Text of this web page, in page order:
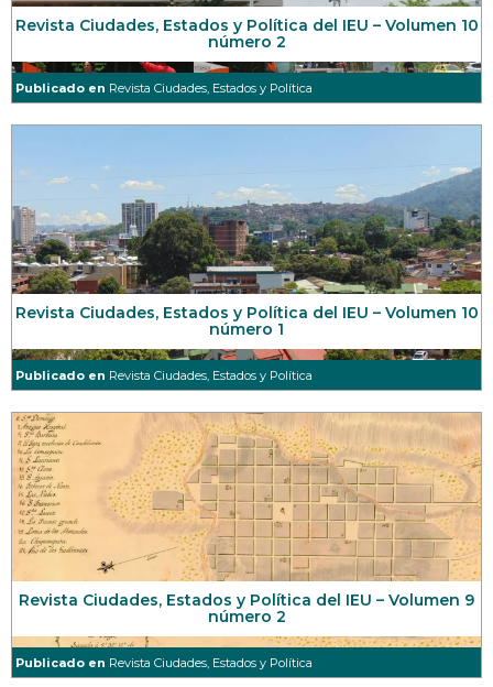
Revista Ciudades, Estados y Política del IEU – Volumen 10
número 2
Publicado en Revista Ciudades, Estados y Política
Revista Ciudades, Estados y Política del IEU – Volumen 10
número 1
Publicado en Revista Ciudades, Estados y Política
Revista Ciudades, Estados y Política del IEU – Volumen 9
número 2
Publicado en Revista Ciudades, Estados y Política